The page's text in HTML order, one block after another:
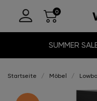
SUMMER
Startseite Möbel